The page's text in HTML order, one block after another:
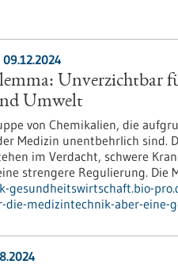
Unverzichtbar
Umwelt
von Chemikalien, die
Medizin unentbehrlich sind.
im Verdacht, schwere
strengere Regulierung. Die
die-medizintechnik-aber-eine-